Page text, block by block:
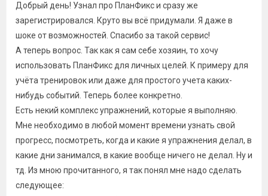
Добрый день! Узнал про ПланФикс и сразу же
зарегистрировался. Круто вы всё придумали. Я даже в
шоке от возможностей. Спасибо за такой сервис!
А теперь вопрос. Так как я сам себе хозяин, то хочу
использовать ПланФикс для личных целей. К примеру для
учёта тренировок или даже для простого учета каких-
нибудь событий. Теперь более конкретно.
Есть некий комплекс упражнений, которые я выполняю.
Мне необходимо в любой момент времени узнать свой
прогресс, посмотреть, когда и какие я упражнения делал, в
какие дни занимался, в какие вообще ничего не делал. Ну и
тд. Из мною прочитанного, я так понял мне надо сделать
следующее: